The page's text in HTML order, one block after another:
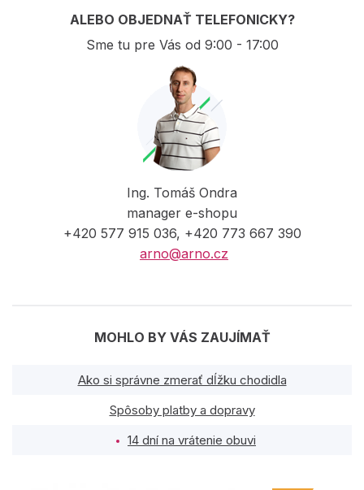
ALEBO OBJEDNAŤ TELEFONICKY?
Sme tu pre Vás od 9:00 - 17:00
Ing. Tomáš Ondra
manager e-shopu
+420 577 915 036, +420 773 667 390
arno@arno.cz
MOHLO BY VÁS ZAUJÍMAŤ
Ako si správne zmerať dĺžku chodidla
Spôsoby platby a dopravy
14 dní na vrátenie obuvi